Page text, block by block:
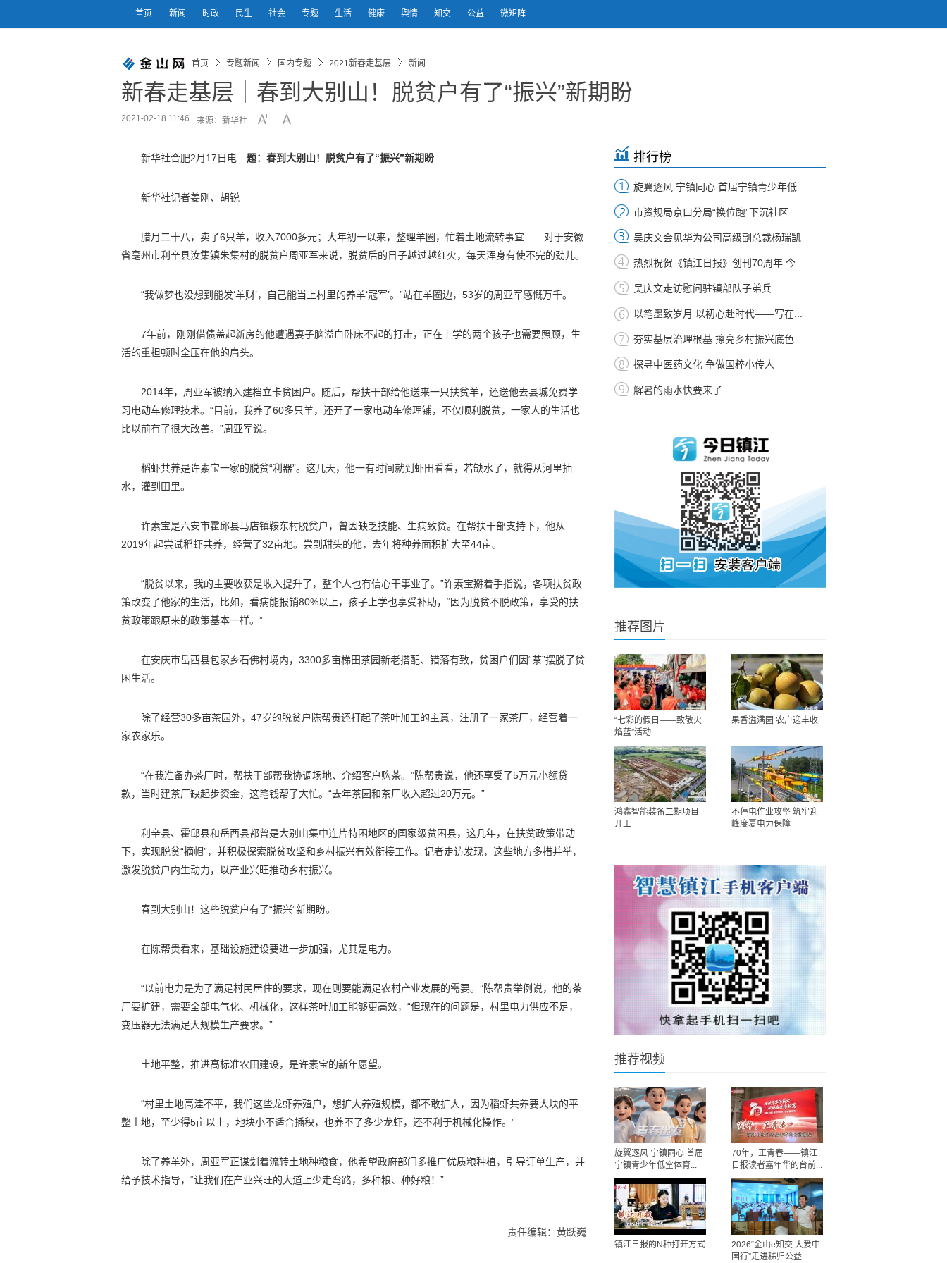
首页 新闻 时政 民生 社会 专题 生活 健康 舆情 知交 公益 微矩阵
首页 专题新闻 国内专题 2021新春走基层 新闻
新春走基层｜春到大别山！脱贫户有了“振兴”新期盼
2021-02-18 11:46 来源：新华社
新华社合肥2月17日电 题：春到大别山！脱贫户有了“振兴”新期盼
新华社记者姜刚、胡锐
腊月二十八，卖了6只羊，收入7000多元；大年初一以来，整理羊圈，忙着土地流转事宜……对于安徽
省亳州市利辛县汝集镇朱集村的脱贫户周亚军来说，脱贫后的日子越过越红火，每天浑身有使不完的劲儿。
“我做梦也没想到能发‘羊财’，自己能当上村里的养羊‘冠军’。”站在羊圈边，53岁的周亚军感慨万千。
7年前，刚刚借债盖起新房的他遭遇妻子脑溢血卧床不起的打击，正在上学的两个孩子也需要照顾，生
活的重担顿时全压在他的肩头。
2014年，周亚军被纳入建档立卡贫困户。随后，帮扶干部给他送来一只扶贫羊，还送他去县城免费学
习电动车修理技术。“目前，我养了60多只羊，还开了一家电动车修理铺，不仅顺利脱贫，一家人的生活也
比以前有了很大改善。”周亚军说。
稻虾共养是许素宝一家的脱贫“利器”。这几天，他一有时间就到虾田看看，若缺水了，就得从河里抽
水，灌到田里。
许素宝是六安市霍邱县马店镇鞍东村脱贫户，曾因缺乏技能、生病致贫。在帮扶干部支持下，他从
2019年起尝试稻虾共养，经营了32亩地。尝到甜头的他，去年将种养面积扩大至44亩。
“脱贫以来，我的主要收获是收入提升了，整个人也有信心干事业了。”许素宝掰着手指说，各项扶贫政
策改变了他家的生活，比如，看病能报销80%以上，孩子上学也享受补助，“因为脱贫不脱政策，享受的扶
贫政策跟原来的政策基本一样。”
在安庆市岳西县包家乡石佛村境内，3300多亩梯田茶园新老搭配、错落有致，贫困户们因“茶”摆脱了贫
困生活。
除了经营30多亩茶园外，47岁的脱贫户陈帮贵还打起了茶叶加工的主意，注册了一家茶厂，经营着一
家农家乐。
“在我准备办茶厂时，帮扶干部帮我协调场地、介绍客户购茶。”陈帮贵说，他还享受了5万元小额贷
款，当时建茶厂缺起步资金，这笔钱帮了大忙。“去年茶园和茶厂收入超过20万元。”
利辛县、霍邱县和岳西县都曾是大别山集中连片特困地区的国家级贫困县，这几年，在扶贫政策带动
下，实现脱贫“摘帽”，并积极探索脱贫攻坚和乡村振兴有效衔接工作。记者走访发现，这些地方多措并举，
激发脱贫户内生动力，以产业兴旺推动乡村振兴。
春到大别山！这些脱贫户有了“振兴”新期盼。
在陈帮贵看来，基础设施建设要进一步加强，尤其是电力。
“以前电力是为了满足村民居住的要求，现在则要能满足农村产业发展的需要。”陈帮贵举例说，他的茶
厂要扩建，需要全部电气化、机械化，这样茶叶加工能够更高效，“但现在的问题是，村里电力供应不足，
变压器无法满足大规模生产要求。”
土地平整，推进高标准农田建设，是许素宝的新年愿望。
“村里土地高洼不平，我们这些龙虾养殖户，想扩大养殖规模，都不敢扩大，因为稻虾共养要大块的平
整土地，至少得5亩以上，地块小不适合插秧，也养不了多少龙虾，还不利于机械化操作。”
除了养羊外，周亚军正谋划着流转土地种粮食，他希望政府部门多推广优质粮种植，引导订单生产，并
给予技术指导，“让我们在产业兴旺的大道上少走弯路，多种粮、种好粮！”
责任编辑：黄跃巍
排行榜
旋翼逐风 宁镇同心 首届宁镇青少年低...
市资规局京口分局“换位跑”下沉社区
吴庆文会见华为公司高级副总裁杨瑞凯
热烈祝贺《镇江日报》创刊70周年 今...
吴庆文走访慰问驻镇部队子弟兵
以笔墨致岁月 以初心赴时代——写在...
夯实基层治理根基 擦亮乡村振兴底色
探寻中医药文化 争做国粹小传人
解暑的雨水快要来了
推荐图片
“七彩的假日——致敬火
焰蓝”活动
果香溢满园 农户迎丰收
鸿鑫智能装备二期项目
开工
不停电作业攻坚 筑牢迎
峰度夏电力保障
推荐视频
旋翼逐风 宁镇同心 首届
宁镇青少年低空体育...
70年，正青春——镇江
日报读者嘉年华的台前...
镇江日报的N种打开方式
2026“金山e知交 大爱中
国行”走进秭归公益...